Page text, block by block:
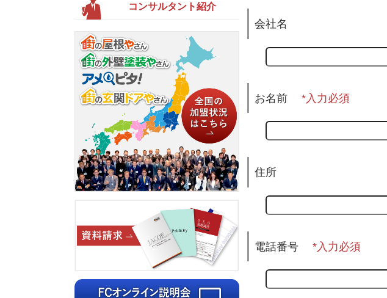
会社名
お名前
住所
電話番号
コンサルタント紹介